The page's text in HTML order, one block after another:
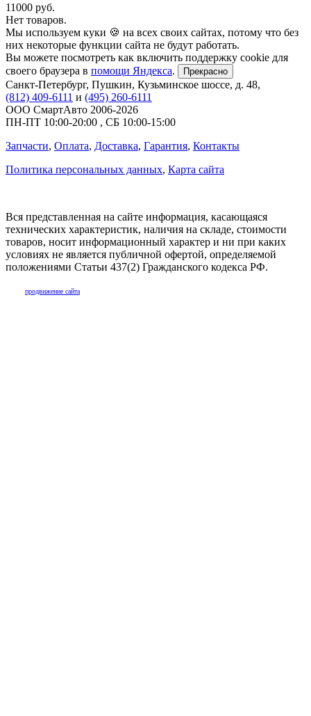
11000 руб.
Нет товаров.
Мы используем куки 🍪 на всех своих сайтах, потому что без
них некоторые функции сайта не будут работать.
Вы можете посмотреть как включить поддержку cookie для
своего браузера в помощи Яндекса. Прекрасно
Санкт-Петербург, Пушкин, Кузьминское шоссе, д. 48,
(812) 409-6111 и (495) 260-6111
ООО СмартАвто 2006-2026
ПН-ПТ 10:00-20:00 , СБ 10:00-15:00
Запчасти, Оплата, Доставка, Гарантия, Контакты
Политика персональных данных, Карта сайта
Вся представленная на сайте информация, касающаяся
технических характеристик, наличия на складе, стоимости
товаров, носит информационный характер и ни при каких
условиях не является публичной офертой, определяемой
положениями Статьи 437(2) Гражданского кодекса РФ.
продвижение сайта